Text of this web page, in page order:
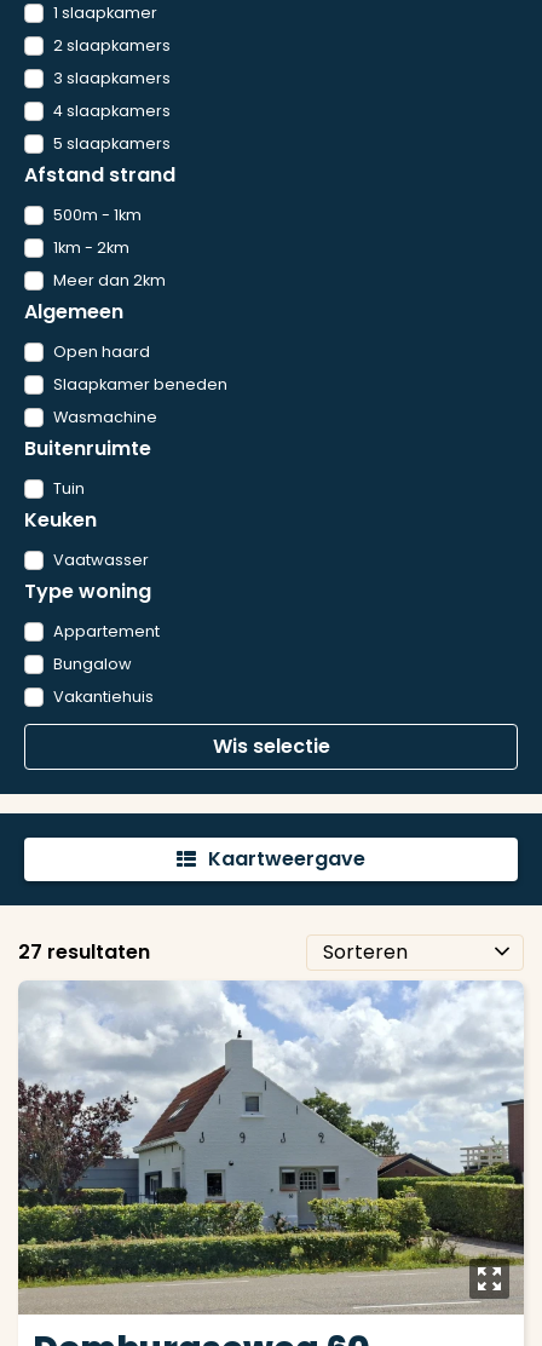
27 resultaten
1 slaapkamer
2 slaapkamers
3 slaapkamers
4 slaapkamers
5 slaapkamers
Afstand strand
500m - 1km
1km - 2km
Meer dan 2km
Algemeen
Open haard
Slaapkamer beneden
Wasmachine
Buitenruimte
Tuin
Keuken
Vaatwasser
Type woning
Appartement
Bungalow
Vakantiehuis
Wis selectie
' Kaartweergave
y